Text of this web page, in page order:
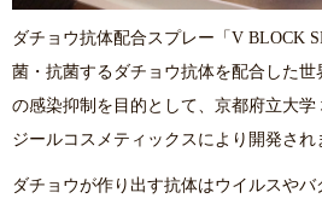
ダチョウ抗体配合スプレー「V BLOCK
菌・抗菌するダチョウ抗体を配合した世
の感染抑制を目的として、京都府立大学
ジールコスメティックスにより開発され
ダチョウが作り出す抗体はウイルスや